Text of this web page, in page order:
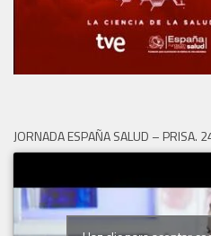
JORNADA ESPAÑA SALUD – PRISA.